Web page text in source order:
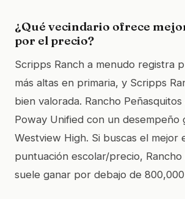
¿Qué vecindario ofrece
por el precio?
Scripps Ranch a menudo registra
más altas en primaria, y Scripps
bien valorada. Rancho Peñasquitos
Poway Unified con un desempeño
Westview High. Si buscas el mejor
puntuación escolar/precio, Rancho
suele ganar por debajo de